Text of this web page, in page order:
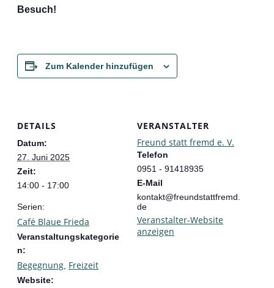
Besuch!
Zum Kalender hinzufügen
DETAILS
Datum:
27. Juni 2025
Zeit:
14:00 - 17:00
Serien:
Café Blaue Frieda
Veranstaltungskategorie
n:
Begegnung Freizeit
Website:
VERANSTALTER
Freund statt fremd e. V.
Telefon
0951 - 91418935
E-Mail
kontakt@freundstattfremd.
de
Veranstalter-Website
anzeigen